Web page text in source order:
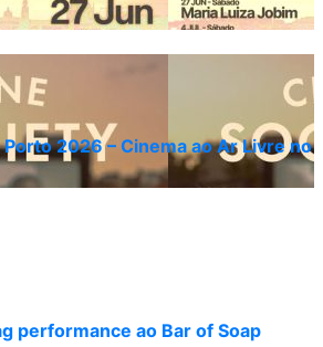
2026 – Cinema ao Ar Livre no
performance ao Bar of Soap